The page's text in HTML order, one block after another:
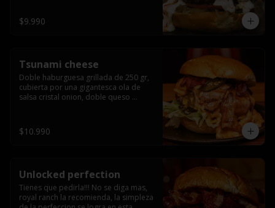
$9.990
Tsunami cheese
Doble haburguesa grillada de 250 gr,
cubierta por una gigantesca ola de
salsa cristal onion, doble queso
grill y los mas ricos jalapeños
jalapeños de todo texas.
$10.990
Unlocked perfection
Tienes que pedirla!!! No se diga mas,
royal ranch la recomienda, la simpleza